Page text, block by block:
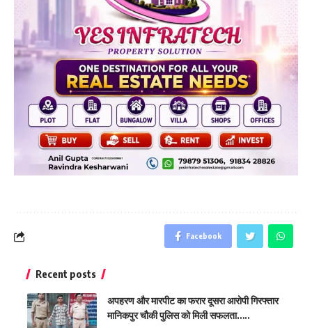
Facebook
Recent posts
अपहरण और मारपीट का फरार दूसरा आरोपी गिरफ्तार
मानिकपुर चौकी पुलिस को मिली सफलता…..